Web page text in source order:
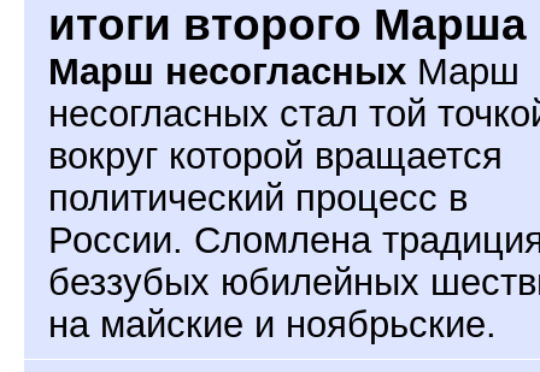
итоги второго Марша
Марш несогласных Марш
несогласных стал той
вокруг которой вращается
политический процесс в
России. Сломлена
беззубых юбилейных
на майские и ноябрьские.